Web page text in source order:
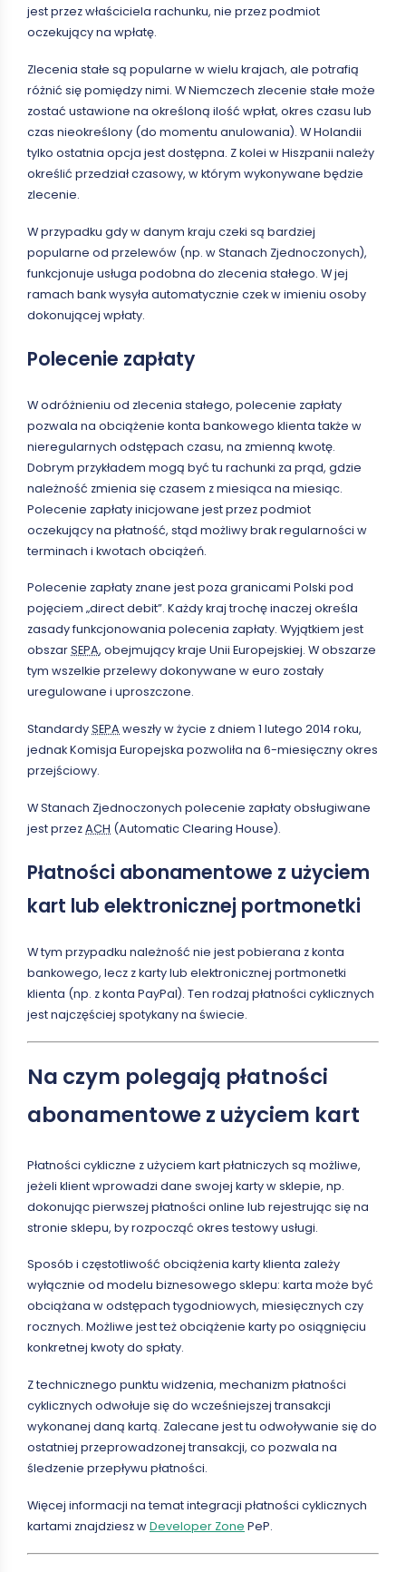
jest przez właściciela rachunku, nie przez podmiot
oczekujący na wpłatę.
Zlecenia stałe są popularne w wielu krajach, ale potrafią
różnić się pomiędzy nimi. W Niemczech zlecenie stałe może
zostać ustawione na określoną ilość wpłat, okres czasu lub
czas nieokreślony (do momentu anulowania). W Holandii
tylko ostatnia opcja jest dostępna. Z kolei w Hiszpanii należy
określić przedział czasowy, w którym wykonywane będzie
zlecenie.
W przypadku gdy w danym kraju czeki są bardziej
popularne od przelewów (np. w Stanach Zjednoczonych),
funkcjonuje usługa podobna do zlecenia stałego. W jej
ramach bank wysyła automatycznie czek w imieniu osoby
dokonującej wpłaty.
Polecenie zapłaty
W odróżnieniu od zlecenia stałego, polecenie zapłaty
pozwala na obciążenie konta bankowego klienta także w
nieregularnych odstępach czasu, na zmienną kwotę.
Dobrym przykładem mogą być tu rachunki za prąd, gdzie
należność zmienia się czasem z miesiąca na miesiąc.
Polecenie zapłaty inicjowane jest przez podmiot
oczekujący na płatność, stąd możliwy brak regularności w
terminach i kwotach obciążeń.
Polecenie zapłaty znane jest poza granicami Polski pod
pojęciem „direct debit”. Każdy kraj trochę inaczej określa
zasady funkcjonowania polecenia zapłaty. Wyjątkiem jest
obszarSEPA, obejmujący kraje Unii Europejskiej. W obszarze
tym wszelkie przelewy dokonywane w euro zostały
uregulowane i uproszczone.
StandardySEPA weszły w życie z dniem 1 lutego 2014 roku,
jednak Komisja Europejska pozwoliła na 6-miesięczny okres
przejściowy.
W Stanach Zjednoczonych polecenie zapłaty obsługiwane
jest przezACH (Automatic Clearing House).
Płatności abonamentowe z użyciem
kart lub elektronicznej portmonetki
W tym przypadku należność nie jest pobierana z konta
bankowego, lecz z karty lub elektronicznej portmonetki
klienta (np. z konta PayPal). Ten rodzaj płatności cyklicznych
jest najczęściej spotykany na świecie.
Na czym polegają płatności
abonamentowe z użyciem kart
Płatności cykliczne z użyciem kart płatniczych są możliwe,
jeżeli klient wprowadzi dane swojej karty w sklepie, np.
dokonując pierwszej płatności online lub rejestrując się na
stronie sklepu, by rozpocząć okres testowy usługi.
Sposób i częstotliwość obciążenia karty klienta zależy
wyłącznie od modelu biznesowego sklepu: karta może być
obciążana w odstępach tygodniowych, miesięcznych czy
rocznych. Możliwe jest też obciążenie karty po osiągnięciu
konkretnej kwoty do spłaty.
Z technicznego punktu widzenia, mechanizm płatności
cyklicznych odwołuje się do wcześniejszej transakcji
wykonanej daną kartą. Zalecane jest tu odwoływanie się do
ostatniej przeprowadzonej transakcji, co pozwala na
śledzenie przepływu płatności.
Więcej informacji na temat integracji płatności cyklicznych
kartami znajdziesz wDeveloper Zone PeP.